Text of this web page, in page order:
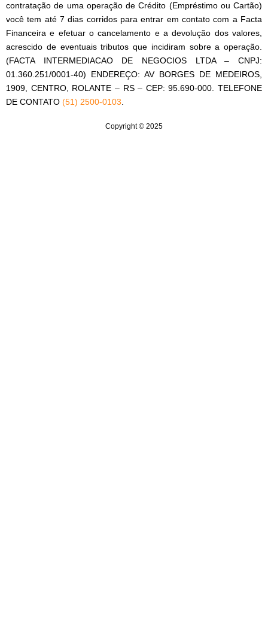
contratação de uma operação de Crédito (Empréstimo ou Cartão)
você tem até 7 dias corridos para entrar em contato com a Facta
Financeira e efetuar o cancelamento e a devolução dos valores,
acrescido de eventuais tributos que incidiram sobre a operação.
(FACTA INTERMEDIACAO DE NEGOCIOS LTDA – CNPJ:
01.360.251/0001-40) ENDEREÇO: AV BORGES DE MEDEIROS,
1909, CENTRO, ROLANTE – RS – CEP: 95.690-000. TELEFONE
DE CONTATO (51) 2500-0103
Copyright © 2025